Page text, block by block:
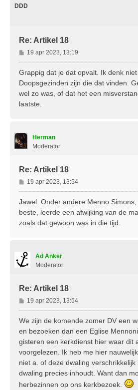
DDD
Re: Artikel 18
B
e
r
h
t
19 apr 2023, 13:19
Grappig dat je dat opvalt. Ik denk
Doopsgezinden zijn die dat vinden.
wel zo was, of dat het een
laatste.
Herman
Moderator
Re: Artikel 18
B
e
c
h
19 apr 2023, 13:54
Jawel. Onder andere Menno
beste, leerde een afwijking van de
zoals dat gewoon was in die tijd.
Ad Anker
Moderator
Re: Artikel 18
B
e
r
c
h
t
19 apr 2023, 13:54
We zijn de komende zomer DV een
en bezoeken dan een Eglise
gisteren een kerkdienst hier waar dit
voorgelezen. Ik heb me hier
niet a. of deze dwaling verschrikkelijk
dwaling precies inhoudt. Want dan
herbezinnen op ons kerkbezoek.